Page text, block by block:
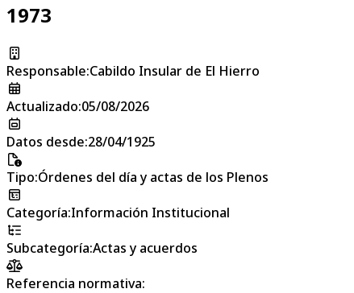
1973
Responsable:Cabildo Insular de El Hierro
Actualizado:05/08/2026
Datos desde:28/04/1925
Tipo:Órdenes del día y actas de los Plenos
Categoría:Información Institucional
Subcategoría:Actas y acuerdos
Referencia normativa: